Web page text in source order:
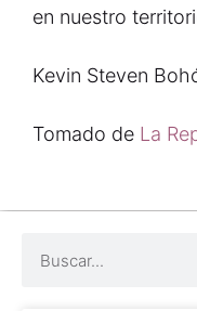
en nuestro
Kevin Steven
Tomado de La